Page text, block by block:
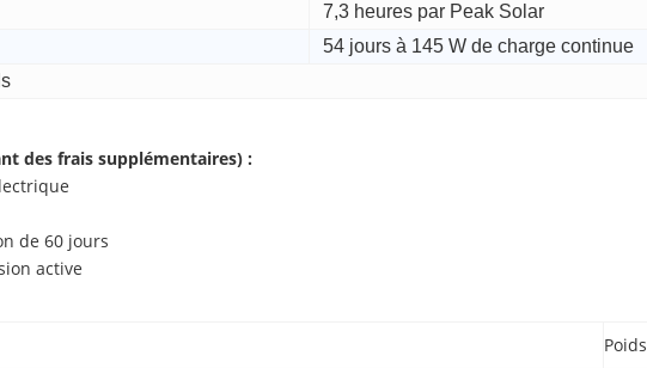
7,3 heures par Peak Solar
54 jours à 145 W de charge continue
des frais supplémentaires) :
de 60 jours
active
Poids